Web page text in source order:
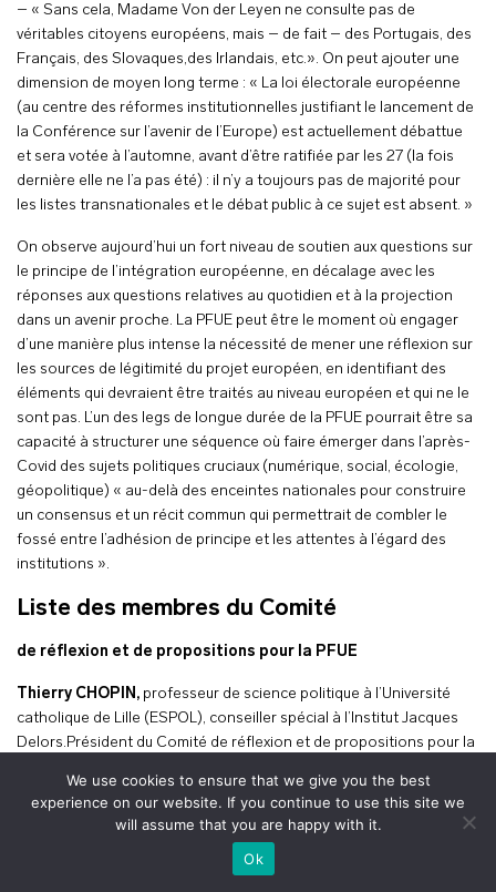
– « Sans cela, Madame Von der Leyen ne consulte pas de
véritables citoyens européens, mais – de fait – des Portugais, des
Français, des Slovaques,des Irlandais, etc.». On peut ajouter une
dimension de moyen long terme : « La loi électorale européenne
(au centre des réformes institutionnelles justifiant le lancement de
la Conférence sur l’avenir de l’Europe) est actuellement débattue
et sera votée à l’automne, avant d’être ratifiée par les 27 (la fois
dernière elle ne l’a pas été) : il n’y a toujours pas de majorité pour
les listes transnationales et le débat public à ce sujet est absent. »
On observe aujourd’hui un fort niveau de soutien aux questions sur
le principe de l’intégration européenne, en décalage avec les
réponses aux questions relatives au quotidien et à la projection
dans un avenir proche. La PFUE peut être le moment où engager
d’une manière plus intense la nécessité de mener une réflexion sur
les sources de légitimité du projet européen, en identifiant des
éléments qui devraient être traités au niveau européen et qui ne le
sont pas. L’un des legs de longue durée de la PFUE pourrait être sa
capacité à structurer une séquence où faire émerger dans l’après-
Covid des sujets politiques cruciaux (numérique, social, écologie,
géopolitique) « au-delà des enceintes nationales pour construire
un consensus et un récit commun qui permettrait de combler le
fossé entre l’adhésion de principe et les attentes à l’égard des
institutions ».
Liste des membres du Comité
de réflexion et de propositions pour la PFUE
Thierry CHOPIN, professeur de science politique à l’Université
catholique de Lille (ESPOL), conseiller spécial à l’Institut Jacques
Delors.Président du Comité de réflexion et de propositions pour la
Salomé BERLIOUX, directrice générale de l’association Chemins
enseignant à HEC et à Sciences Po, conseiller
+
We use cookies to ensure that we give you the best
experience on our website. If you continue to use this site we
will assume that you are happy with it.
Ok